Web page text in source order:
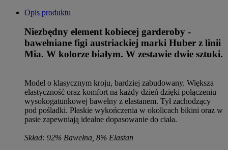
Opis produktu
Niezbędny element kobiecej garderoby -
bawełniane figi austriackiej marki Huber z linii
Mia. W kolorze białym. W zestawie dwie sztuki.
Model o klasycznym kroju, bardziej zabudowany. Większa
elastyczność oraz komfort na każdy dzień dzięki połączeniu
wysokogatunkowej bawełny z elastanem. Tył zachodzący
pod pośladki. Płaskie wykończenia w okolicach bikini oraz w
pasie zapewniają idealne dopasowanie do ciała.
Skład: 92% Bawełna, 8% Elastan